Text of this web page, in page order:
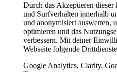
Durch das Akzeptieren
und Surfverhalten innerhalb
und anonymisiert auswerten,
optimieren und das
verbessern. Mit deiner
Webseite folgende
Google Analytics, Clarity,